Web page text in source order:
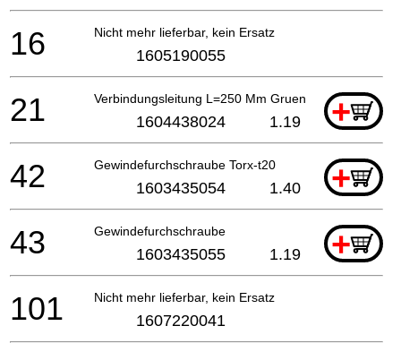
Nicht mehr lieferbar, kein Ersatz
16 1605190055
Verbindungsleitung L=250 Mm Gruen +
21 1604438024 1.19
Gewindefurchschraube Torx-t20 +
42 1603435054 1.40
Gewindefurchschraube +
43 1603435055 1.19
Nicht mehr lieferbar, kein Ersatz
101 1607220041